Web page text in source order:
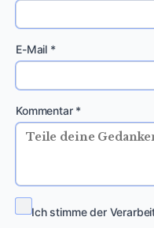
E-Mail *
Kommentar *
Ich stimme der